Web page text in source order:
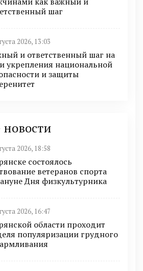
шаг
2026, 13:03
и ответственный шаг на
укрепления национальной
и защиты
2026, 18:58
состоялось
ветеранов спорта
Дня физкультурника
2026, 16:47
области проходит
популяризации грудного